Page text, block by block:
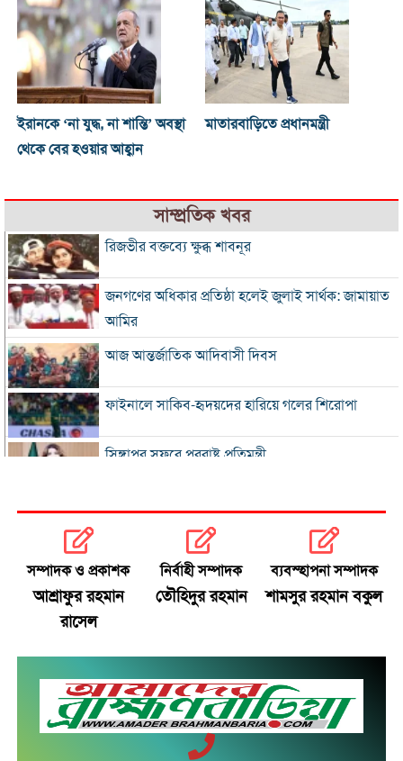
ইরানকে ‘না যুদ্ধ, না শান্তি’ অবস্থা
থেকে বের হওয়ার আহ্বান
মাতারবাড়িতে প্রধানমন্ত্রী
সাম্প্রতিক খবর
রিজভীর বক্তব্যে ক্ষুব্ধ শাবনূর
জনগণের অধিকার প্রতিষ্ঠা হলেই জুলাই সার্থক: জামায়াত
আমির
আজ আন্তর্জাতিক আদিবাসী দিবস
ফাইনালে সাকিব-হৃদয়দের হারিয়ে গলের শিরোপা
সিঙ্গাপুর সফরে পররাষ্ট্র প্রতিমন্ত্রী
এসএসসি ও সমমানের ফল সোমবার
সৌদি-পাকিস্তান-তুরস্কের প্রতিরক্ষা চুক্তি
রাষ্ট্রপতি নির্বাচনে বিএনপির দুই মনোনয়নপত্র সংগ্রহ
বাবাকে শেষ বিদায় জানাতে রোসারিওতে মেসি
ইরানকে ‘না যুদ্ধ, না শান্তি’ অবস্থা থেকে বের হওয়ার
সম্পাদক ও প্রকাশক
আশ্রাফুর রহমান
রাসেল
নির্বাহী সম্পাদক
তৌহিদুর রহমান
ব্যবস্হাপনা সম্পাদক
শামসুর রহমান বকুল